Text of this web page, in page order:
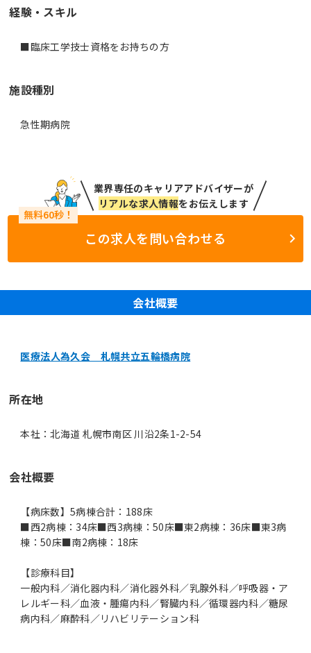
経験・スキル
■臨床工学技士資格をお持ちの方
施設種別
急性期病院
業界専任のキャリアアドバイザーが
リアルな求人情報をお伝えします
この求人を問い合わせる
会社概要
医療法人為久会 札幌共立五輪橋病院
所在地
本社：北海道 札幌市南区 川沿2条1-2-54
会社概要
【病床数】5病棟合計：188床
■西2病棟：34床■西3病棟：50床■東2病棟：36床■東3病
棟：50床■南2病棟：18床
【診療科目】
一般内科／消化器内科／消化器外科／乳腺外科／呼吸器・ア
レルギー科／血液・腫瘍内科／腎臓内科／循環器内科／糖尿
病内科／麻酔科／リハビリテーション科